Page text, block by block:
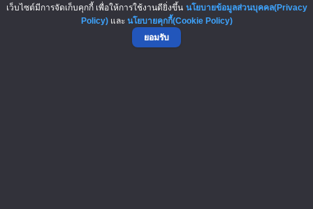
กล้องและอุปกรณ์
เว็บไซต์มีการจัดเก็บคุกกี้ เพื่อให้การใช้งานดียิ่งขึ้น นโยบายข้อมูลส่วนบุคคล(Privacy
Policy)และ นโยบายคุกกี้(Cookie Policy)
ยอมรับ